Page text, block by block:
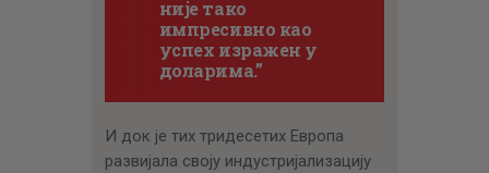
није тако
импресивно као
успех изражен у
доларима.”
И док је тих тридесетих Европа
развијала своју индустријализацију